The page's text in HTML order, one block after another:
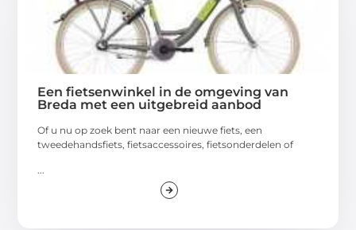
Een fietsenwinkel in de omgeving van
Breda met een uitgebreid aanbod
Of u nu op zoek bent naar een nieuwe fiets, een
tweedehandsfiets, fietsaccessoires, fietsonderdelen of
...